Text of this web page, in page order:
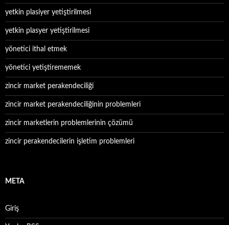
yetkin plasiyer yetiştirilmesi
yetkin plasyer yetiştirilmesi
yönetici ithal etmek
yönetici yetiştirememek
zincir market perakendeciliği
zincir market perakendeciliğinin problemleri
zincir marketlerin problemlerinin çözümü
zincir perakendecilerin işletim problemleri
META
Giriş